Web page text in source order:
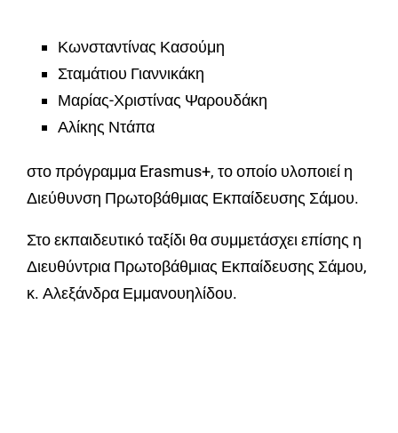
Κωνσταντίνας Κασούμη
Σταμάτιου Γιαννικάκη
Μαρίας-Χριστίνας Ψαρουδάκη
Αλίκης Ντάπα
στο πρόγραμμα Erasmus+, το οποίο υλοποιεί η
Διεύθυνση Πρωτοβάθμιας Εκπαίδευσης Σάμου.
Στο εκπαιδευτικό ταξίδι θα συμμετάσχει επίσης η
Διευθύντρια Πρωτοβάθμιας Εκπαίδευσης Σάμου,
κ. Αλεξάνδρα Εμμανουηλίδου.